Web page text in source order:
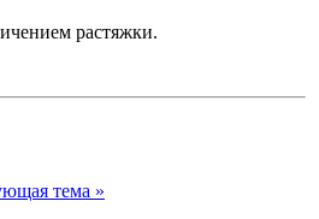
растяжки.
тема »